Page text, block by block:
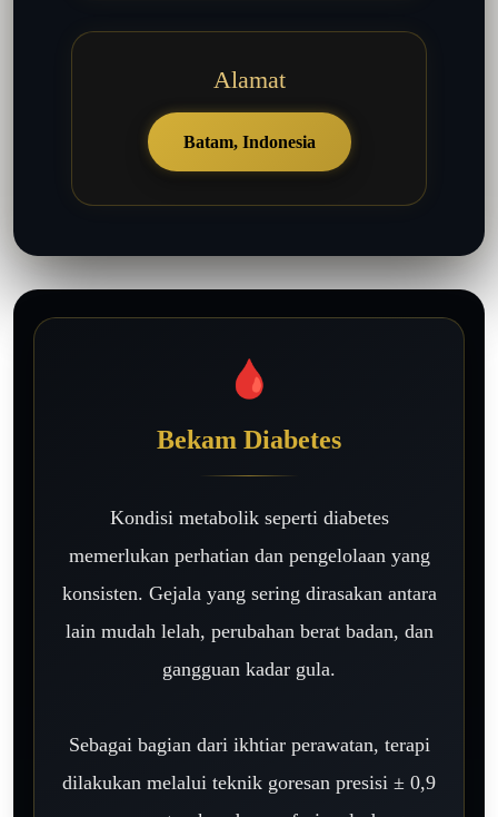
Alamat
Batam, Indonesia
🩸
Bekam Diabetes
Kondisi metabolik seperti diabetes
memerlukan perhatian dan pengelolaan yang
konsisten. Gejala yang sering dirasakan antara
lain mudah lelah, perubahan berat badan, dan
gangguan kadar gula.
Sebagai bagian dari ikhtiar perawatan, terapi
dilakukan melalui teknik goresan presisi ± 0,9